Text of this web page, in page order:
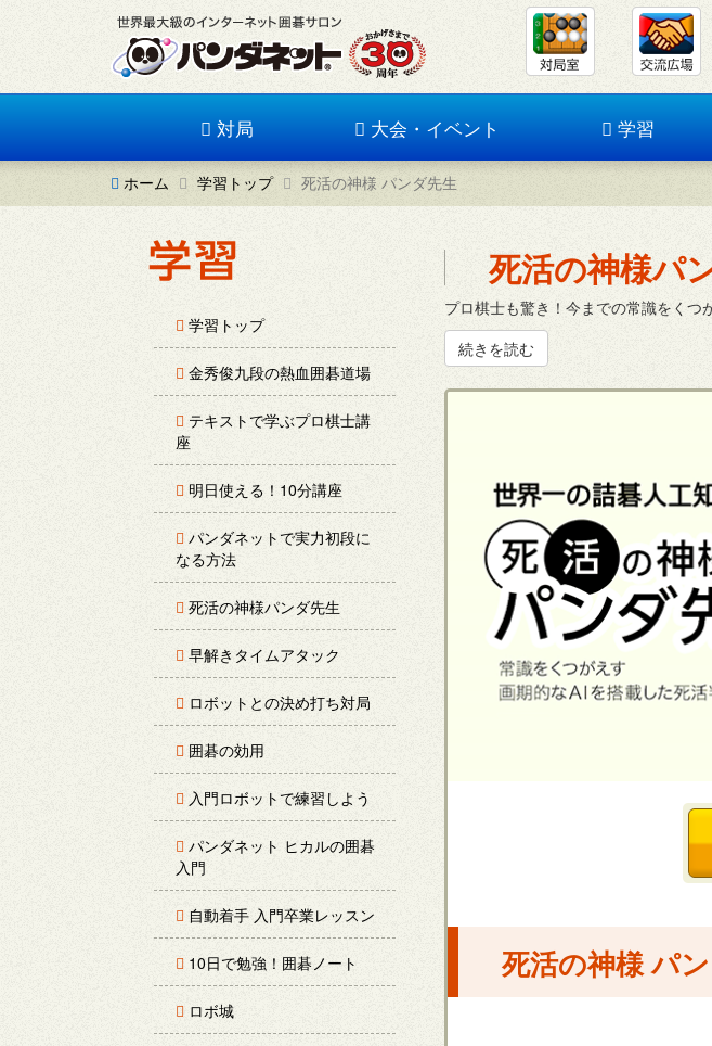
対局 大会・イベント 学習
ホーム 学習トップ 死活の神様 パンダ先生
学習トップ
金秀俊九段の熱血囲碁道場
テキストで学ぶプロ棋士講
座
明日使える！10分講座
パンダネットで実力初段に
なる方法
死活の神様パンダ先生
早解きタイムアタック
ロボットとの決め打ち対局
囲碁の効用
入門ロボットで練習しよう
パンダネット ヒカルの囲碁
入門
自動着手 入門卒業レッスン
10日で勉強！囲碁ノート
ロボ城
死活の神様パ
プロ棋士も驚き！今までの常識をくつ
続きを読む
死活の神様 パ